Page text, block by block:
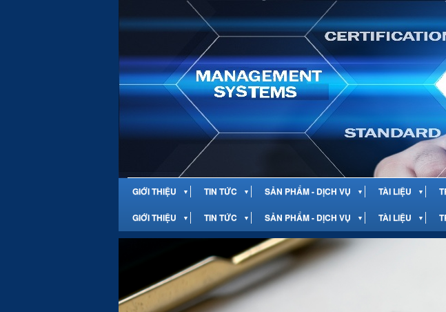
GIỚI THIỆU ▼ TIN TỨC ▼ SẢN PHẨM - DỊCH VỤ ▼ TÀI LIỆU ▼
GIỚI THIỆU ▼ TIN TỨC ▼ SẢN PHẨM - DỊCH VỤ ▼ TÀI LIỆU ▼